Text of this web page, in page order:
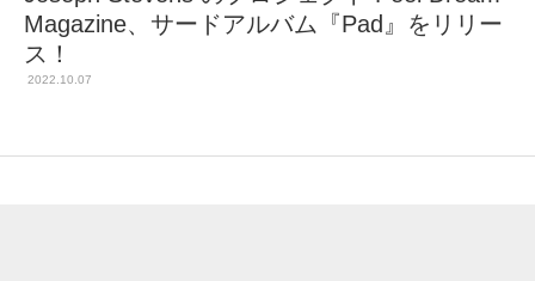
Magazine、サードアルバム『Pad』をリリー
ス！
2022.10.07